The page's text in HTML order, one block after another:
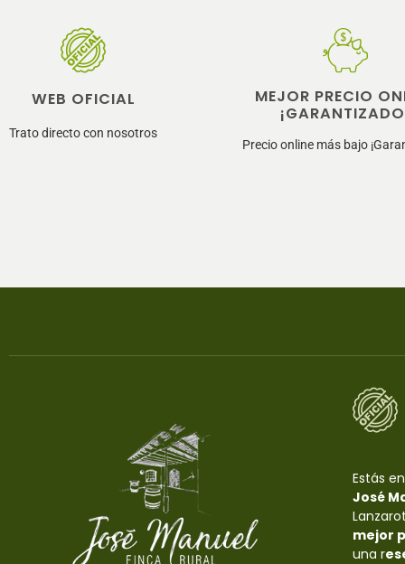
WEB OFICIAL
Trato directo con nosotros
MEJOR PRECIO
Precio online más bajo
Estás
José
mejor
una r